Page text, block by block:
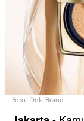
Foto: Dok. Brand